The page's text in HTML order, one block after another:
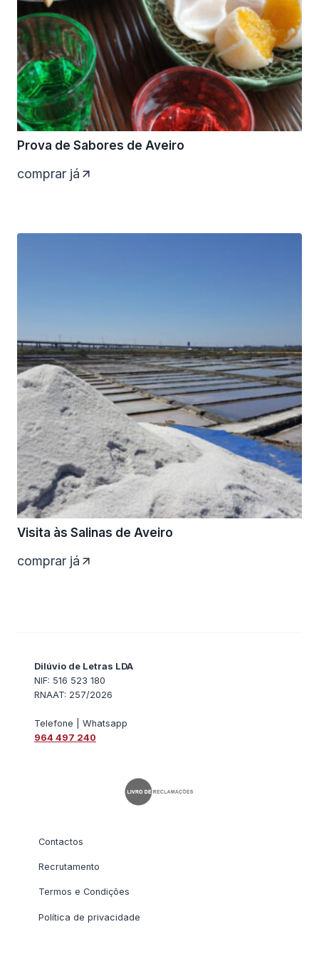
Prova de Sabores de Aveiro
comprar já
Visita às Salinas de Aveiro
comprar já
Dilúvio de Letras LDA
NIF: 516 523 180
RNAAT: 257/2026
Telefone | Whatsapp
964 497 240
Contactos
Recrutamento
Termos e Condições
Política de privacidade